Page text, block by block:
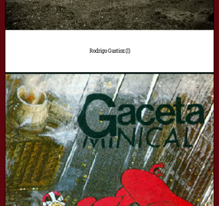
Rodrigo Gustioz (I)